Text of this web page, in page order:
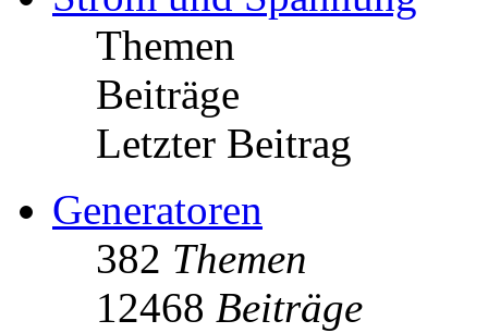
Themen
Beiträge
Letzter Beitrag
Generatoren
382 Themen
12468 Beiträge